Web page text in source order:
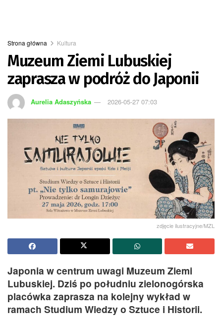
Strona główna Kultura
Muzeum Ziemi Lubuskiej
zaprasza w podróż do Japonii
Aurelia Adaszyńska 2026-05-27 07:03
zdjęcie ilustracyjne/MZL
Japonia w centrum uwagi Muzeum Ziemi
Lubuskiej. Dziś po południu zielonogórska
placówka zaprasza na kolejny wykład w
ramach Studium Wiedzy o Sztuce i Historii.